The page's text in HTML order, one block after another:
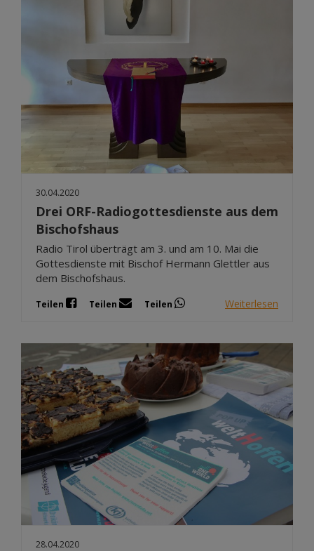
30.04.2020
Drei ORF-Radiogottesdienste aus dem
Bischofshaus
Radio Tirol überträgt am 3. und am 10. Mai die
Gottesdienste mit Bischof Hermann Glettler aus
dem Bischofshaus.
Teilen Teilen Teilen Weiterlesen
28.04.2020